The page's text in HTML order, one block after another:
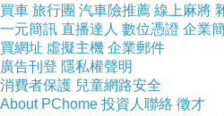
買車 旅行團 汽車險推薦 線上麻將
一元簡訊 直播達人 數位憑證 企業
買網址 虛擬主機 企業郵件
廣告刊登 隱私權聲明
消費者保護 兒童網路安全
About PChome 投資人聯絡 徵才